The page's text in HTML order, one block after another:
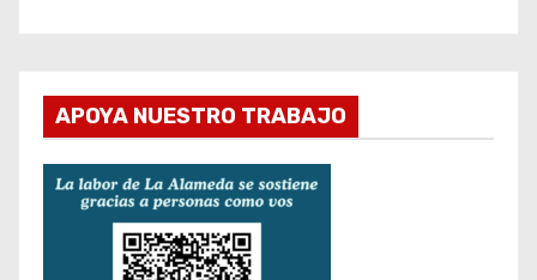
APOYA NUESTRO TRABAJO